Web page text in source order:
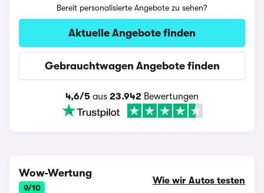
Bereit personalisierte Angebote zu sehen?
Aktuelle Angebote finden
Gebrauchtwagen Angebote finden
4,6/5 aus 23.942 Bewertungen
Wow-Wertung
9/10
Wie wir Autos testen